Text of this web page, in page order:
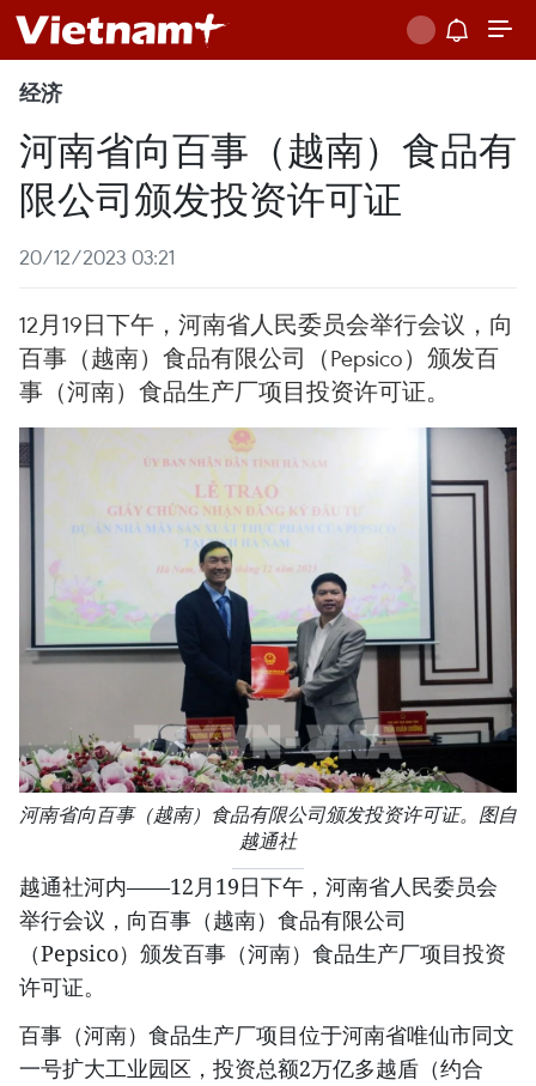
经济
河南省向百事（越南）食品有
限公司颁发投资许可证
20/12/2023 03:21
12月19日下午，河南省人民委员会举行会议，向
百事（越南）食品有限公司（Pepsico）颁发百
事（河南）食品生产厂项目投资许可证。
河南省向百事（越南）食品有限公司颁发投资许可证。图自
越通社
越通社河内——12月19日下午，河南省人民委员会
举行会议，向百事（越南）食品有限公司
（Pepsico）颁发百事（河南）食品生产厂项目投资
许可证。
百事（河南）食品生产厂项目位于河南省唯仙市同文
一号扩大工业园区，投资总额2万亿多越盾（约合